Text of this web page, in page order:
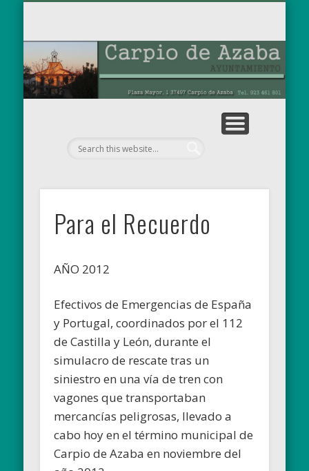
Para el Recuerdo
AÑO 2012
Efectivos de Emergencias de España
y Portugal, coordinados por el 112
de Castilla y León, durante el
simulacro de rescate tras un
siniestro en una vía de tren con
vagones que transportaban
mercancías peligrosas, llevado a
cabo hoy en el término municipal de
Carpio de Azaba en noviembre del